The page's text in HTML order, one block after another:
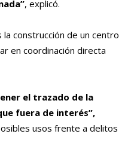
, explicó.
la construcción de un centro
en coordinación directa
el trazado de la
fuera de interés”,
usos frente a delitos